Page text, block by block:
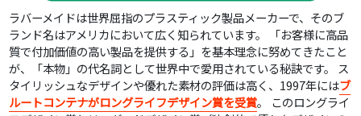
ラバーメイドは世界屈指のプラスティック製品メーカーで、そのブ
ランド名はアメリカにおいて広く知られています。 「お客様に高品
質で付加価値の高い製品を提供する」を基本理念に努めてきたこと
が、「本物」の代名詞として世界中で愛用されている秘訣です。 ス
タイリッシュなデザインや優れた素材の評価は高く、1997年にはブ
ルートコンテナがロングライフデザイン賞を受賞。 このロングライ